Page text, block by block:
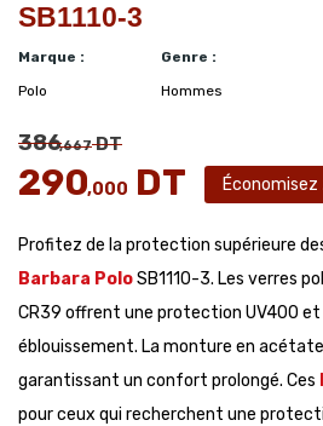
SB1110-3
Marque :
Polo
Genre :
Hommes
386,667DT
290,000 DT Économisez
Profitez de la protection supérieure
Barbara PoloSB1110-3. Les verres
CR39 offrent une protection UV400 et
éblouissement. La monture en
garantissant un confort prolongé. Ces
pour ceux qui recherchent une